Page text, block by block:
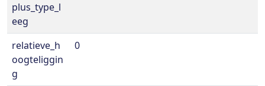
plus_type_l
eeg
relatieve_h
oogteliggin
g
0